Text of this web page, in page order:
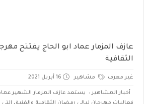
عازف المزمار عماد ابو الحاج يفتتح
الثقافية
غير معرف مشاهير 16 أبريل 2021
أخبار المشاهير : يستعد عازف المزمار الشهير